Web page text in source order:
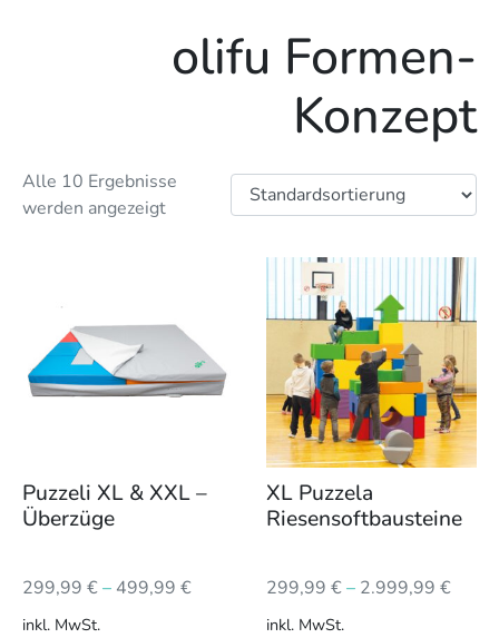
olifu Formen-
Konzept
Alle 10 Ergebnisse
werden angezeigt
Puzzeli XL & XXL –
Überzüge
299,99 €– 499,99 €
inkl. MwSt.
mehrere
Varianten
auf.
können
auf
gewählt
werden
XL Puzzela
Riesensoftbausteine
299,99 €– 2.999,99 €
inkl. MwSt.
Dieses
Produkt
weist
mehrere
Varianten
auf.
Die
Optionen
können
auf
gewählt
werden